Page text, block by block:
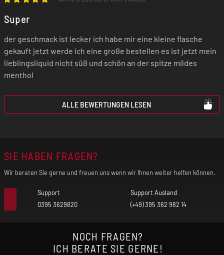
Super
der geschmack ist lecker ich habe mir eine kleine flasche
gekauft jetzt werde ich eine große bestellen es ist jetzt mein
lieblingsliquid nicht süß und schön an der spitze mildes
menthol
ALLE BEWERTUNGEN LESEN
SIE HABEN FRAGEN?
Wir beraten Sie gerne und freuen uns wenn wir Ihnen weiter helfen können.
Support
0395 3629820
Support Ausland
(+49) 395 362 982 14
NOCH FRAGEN?
ICH BERATE SIE GERNE!